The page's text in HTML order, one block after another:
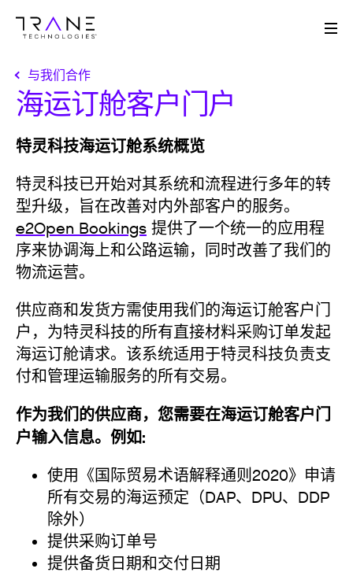
与我们合作
海运订舱客户门户
特灵科技海运订舱系统概览
特灵科技已开始对其系统和流程进行多年的转
型升级，旨在改善对内外部客户的服务。
e2Open Bookings 提供了一个统一的应用程
序来协调海上和公路运输，同时改善了我们的
物流运营。
供应商和发货方需使用我们的海运订舱客户门
户，为特灵科技的所有直接材料采购订单发起
海运订舱请求。该系统适用于特灵科技负责支
付和管理运输服务的所有交易。
作为我们的供应商，您需要在海运订舱客户门
户输入信息。例如:
使用《国际贸易术语解释通则2020》申请
所有交易的海运预定（DAP、DPU、DDP
除外）
提供采购订单号
提供备货日期和交付日期